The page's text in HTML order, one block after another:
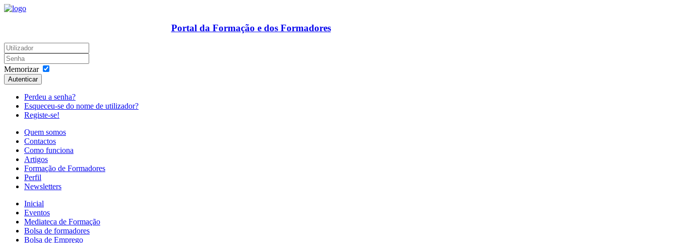
Portal da Formação e dos Formadores
Memorizar
Autenticar
Perdeu a senha?
Esqueceu-se do nome de utilizador?
Registe-se!
Quem somos
Contactos
Como funciona
Artigos
Formação de Formadores
Perfil
Newsletters
Inicial
Eventos
Mediateca de Formação
Bolsa de formadores
Bolsa de Emprego